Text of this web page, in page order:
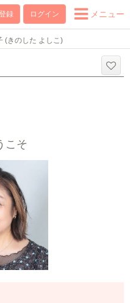
録 ログイン メニュー
(きのした よしこ)
こそ